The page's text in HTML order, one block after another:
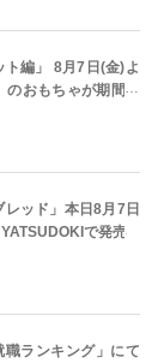
編」 8月7日(金)よ
のおもちゃが期間限
ッド」本日8月7日
で発売
ランキング」にて